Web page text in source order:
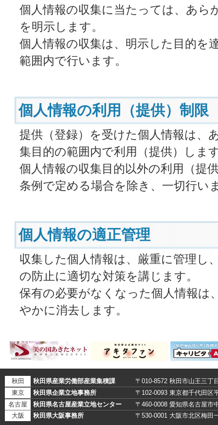
個人情報の収集に当たっては、あら
を明示します。
個人情報の収集は、明示した目的を
範囲内で行います。
個人情報の利用（提供）制限
提供（登録）を受けた個人情報は、
集目的の範囲内で利用（提供）しま
個人情報の収集目的以外の利用（提
条例で定める場合を除き、一切行い
個人情報の適正管理
収集した個人情報は、厳重に管理し
の防止に適切な対策を講じます。
保有の必要がなくなった個人情報は
やかに消去します。
秋田 秋田県産業労働部産業集積課
〒010-8572 秋田市山王三丁
東京
秋田県企業立地事務所
〒102-0093 東京都千代田区
名古屋
秋田県名古屋産業立地センター
〒460-0008 愛知県名古屋市
大阪
秋田県大阪事務所 〒530-0001 大阪市北区梅田